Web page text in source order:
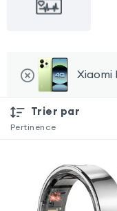
Xiaomi
Trier par
Pertinence